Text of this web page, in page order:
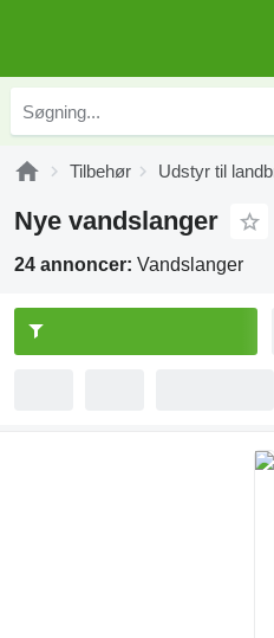
Tilbehør Udstyr til
Nye vandslanger
24 annoncer: Vandslanger